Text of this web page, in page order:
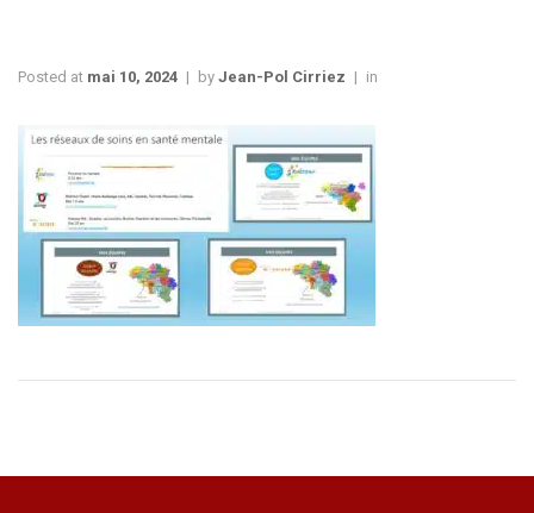
Posted at mai 10, 2024 by Jean-Pol Cirriez in